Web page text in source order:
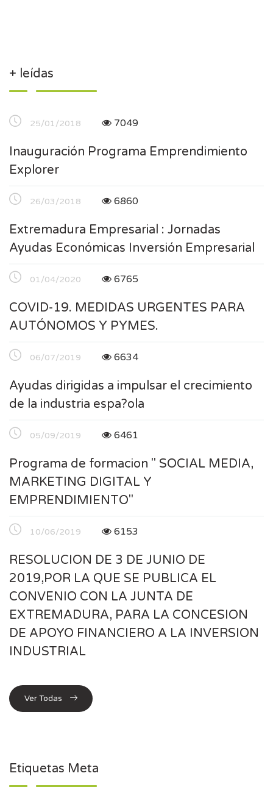
+ leídas
25/01/2018 7049
Inauguración Programa Emprendimiento
Explorer
26/03/2018 6860
Extremadura Empresarial : Jornadas
Ayudas Económicas Inversión Empresarial
01/04/2020 6765
COVID-19. MEDIDAS URGENTES PARA
AUTÓNOMOS Y PYMES.
06/07/2019 6634
Ayudas dirigidas a impulsar el crecimiento
de la industria espa?ola
05/09/2019 6461
Programa de formacion " SOCIAL MEDIA,
MARKETING DIGITAL Y
EMPRENDIMIENTO"
10/06/2019 6153
RESOLUCION DE 3 DE JUNIO DE
2019,POR LA QUE SE PUBLICA EL
CONVENIO CON LA JUNTA DE
EXTREMADURA, PARA LA CONCESION
DE APOYO FINANCIERO A LA INVERSION
INDUSTRIAL
Ver Todas
Etiquetas Meta